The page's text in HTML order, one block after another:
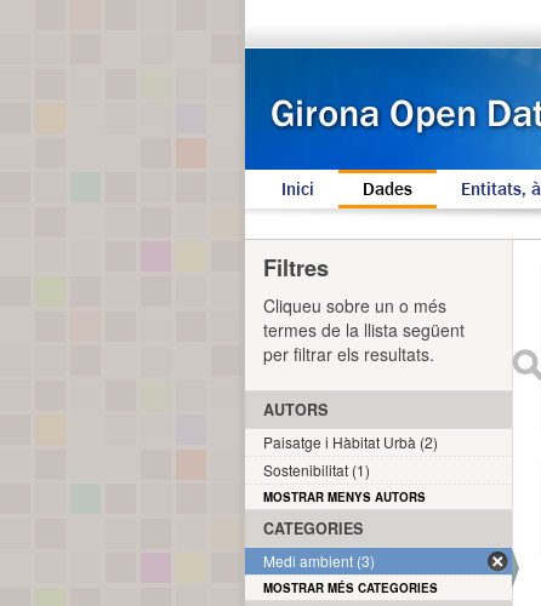
Inici Dades Entitats,
Filtres
Cliqueu sobre un o més
termes de la llista següent
per filtrar els resultats.
AUTORS
Paisatge i Hàbitat Urbà (2)
Sostenibilitat (1)
MOSTRAR MENYS AUTORS
CATEGORIES
Medi ambient (3)
MOSTRAR MÉS CATEGORIES